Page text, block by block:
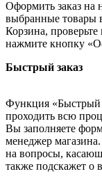
Оформить заказ на
выбранные товары
Корзина,
нажмите кнопку
Быстрый заказ
Функция «Быстрый
проходить всю
Вы заполняете
менеджер
на вопросы,
также подскажет о